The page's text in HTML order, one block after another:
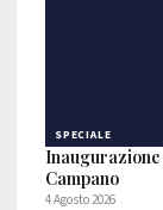
SPECIALE
Campano
4 Agosto 2026